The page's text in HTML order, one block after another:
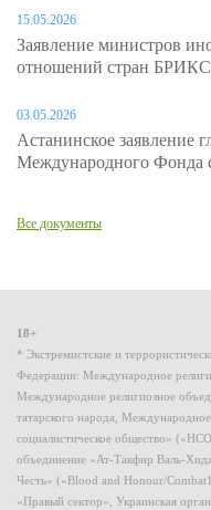
15.05.2026
Заявление министров
отношений стран
03.05.2026
Астанинское заявление
Международного Фонда
Все документы
18+
* Экстремистские и
Федерации: Международное
Международное религиозное
татарского народа,
социалистическое общество»
объединение «Ат-Такфир Валь-
Честь» («Blood and Honour/
«Правый сектор», Украинская